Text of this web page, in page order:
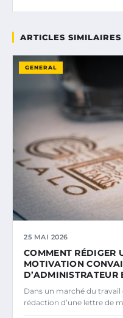
ARTICLES SIMILAIRES
GENERAL
25 MAI 2026
COMMENT RÉDIGER
MOTIVATION
D’ADMINISTRATEUR
Dans un marché du
rédaction d’une lettre de